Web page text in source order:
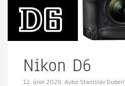
Nikon D6
12. únor 2020. Autor Stanislav